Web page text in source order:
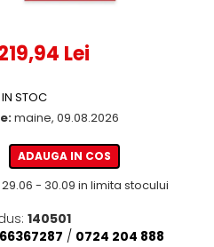
Lei
IN STOC
maine, 09.08.2026
ADAUGA IN COS
- 30.09 in limita stocului
140501
/ 0724 204 888